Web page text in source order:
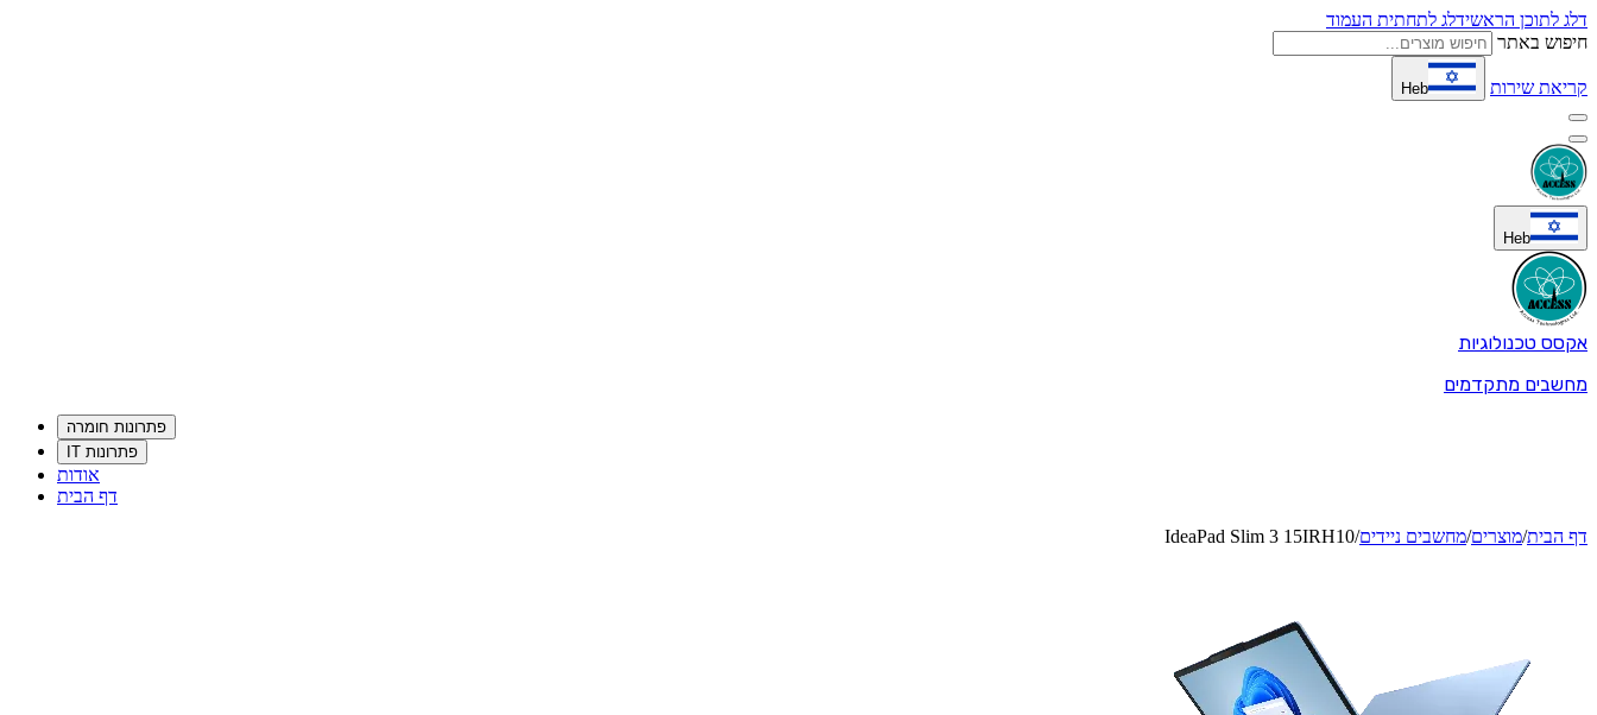
דלג לתוכן הראשידלג לתחתית העמוד
חיפוש באתר
קריאת שירות Heb
Heb
אקסס טכנולוגיות
מחשבים מתקדמים
פתרונות חומרה
פתרונות IT
אודות
דף הבית
דף הבית/מוצרים/מחשבים ניידים/
IdeaPad Slim 3 15IRH10